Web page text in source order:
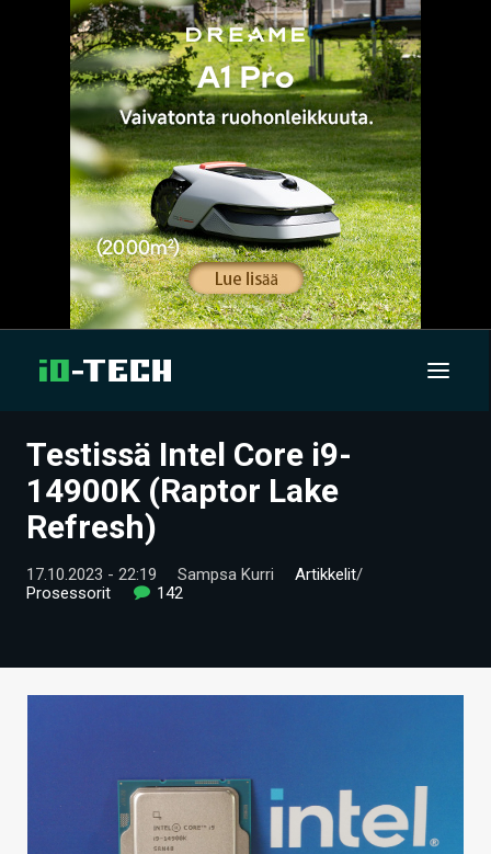
UUTISET
ARTIKKELIT
VIDEOT
Testissä Intel Core i9-
14900K (Raptor Lake
Refresh)
17.10.2023 - 22:19 Sampsa Kurri Artikkelit/
Prosessorit
142